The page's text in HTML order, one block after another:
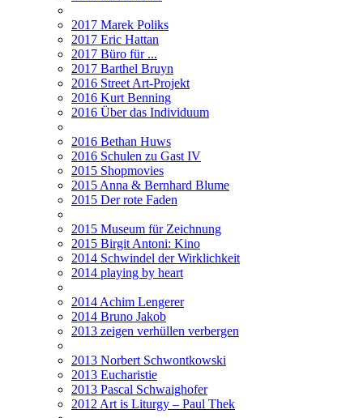
2017 Marek Poliks
2017 Eric Hattan
2017 Büro für ...
2017 Barthel Bruyn
2016 Street Art-Projekt
2016 Kurt Benning
2016 Über das Individuum
2016 Bethan Huws
2016 Schulen zu Gast IV
2015 Shopmovies
2015 Anna & Bernhard Blume
2015 Der rote Faden
2015 Museum für Zeichnung
2015 Birgit Antoni: Kino
2014 Schwindel der Wirklichkeit
2014 playing by heart
2014 Achim Lengerer
2014 Bruno Jakob
2013 zeigen verhüllen verbergen
2013 Norbert Schwontkowski
2013 Eucharistie
2013 Pascal Schwaighofer
2012 Art is Liturgy – Paul Thek